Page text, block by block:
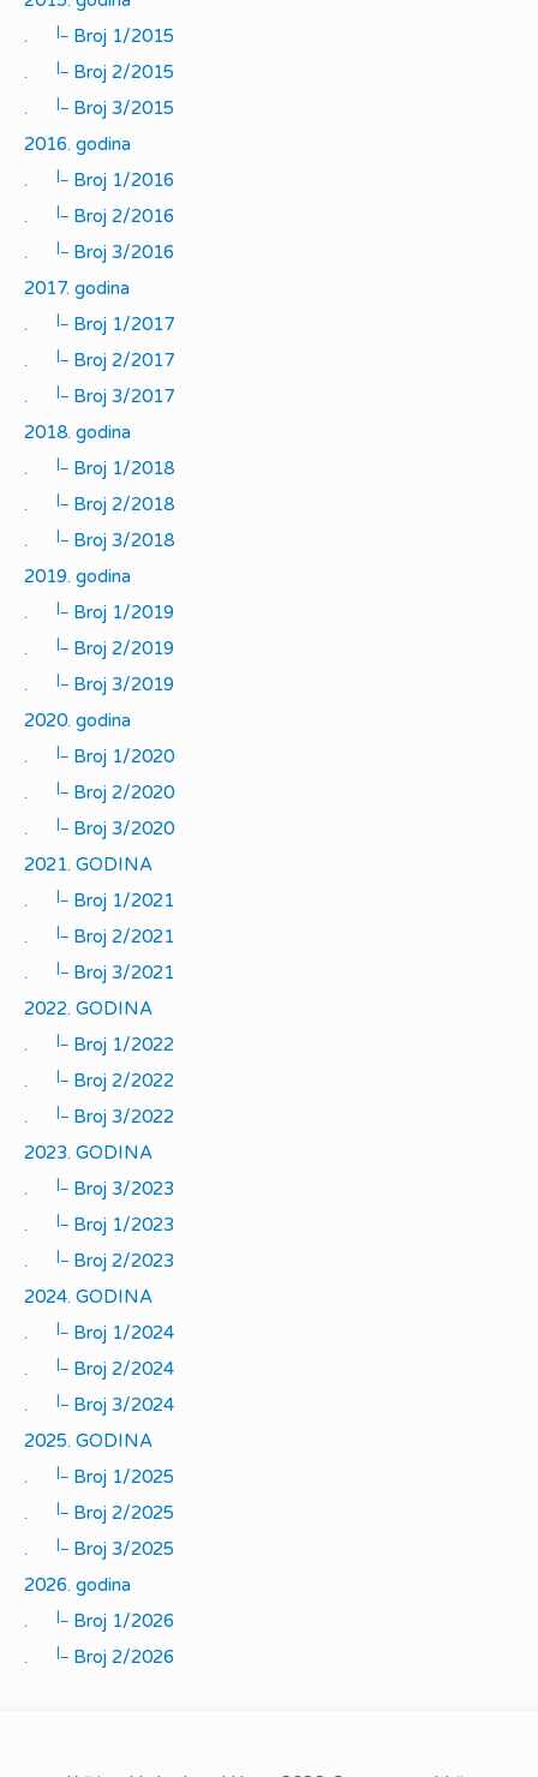
.
|_
Broj 1/2015
.
|_
Broj 2/2015
.
|_
Broj 3/2015
2016. godina
.
|_
Broj 1/2016
.
|_
Broj 2/2016
.
|_
Broj 3/2016
2017. godina
.
|_
Broj 1/2017
.
|_
Broj 2/2017
.
|_
Broj 3/2017
2018. godina
.
|_
Broj 1/2018
.
|_
Broj 2/2018
.
|_
Broj 3/2018
2019. godina
.
|_
Broj 1/2019
.
|_
Broj 2/2019
.
|_
Broj 3/2019
2020. godina
.
|_
Broj 1/2020
.
|_
Broj 2/2020
.
|_
Broj 3/2020
2021. GODINA
.
|_
Broj 1/2021
.
|_
Broj 2/2021
.
|_
Broj 3/2021
2022. GODINA
.
|_
Broj 1/2022
.
|_
Broj 2/2022
.
|_
Broj 3/2022
2023. GODINA
.
|_
Broj 3/2023
.
|_
Broj 1/2023
.
|_
Broj 2/2023
2024. GODINA
.
|_
Broj 1/2024
.
|_
Broj 2/2024
.
|_
Broj 3/2024
2025. GODINA
.
|_
Broj 1/2025
.
|_
Broj 2/2025
.
|_
Broj 3/2025
2026. godina
.
|_
Broj 1/2026
.
|_ Broj 2/2026